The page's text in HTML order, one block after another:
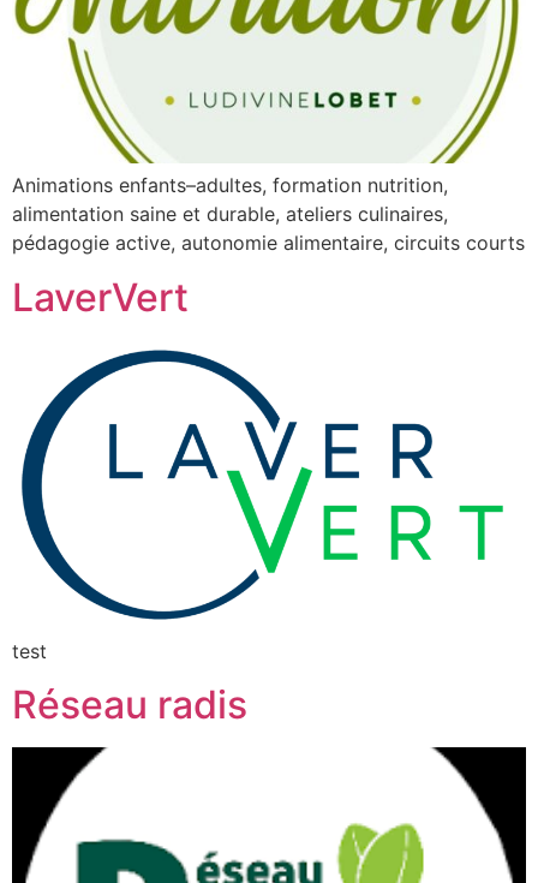
Animations enfants–adultes, formation nutrition,
alimentation saine et durable, ateliers culinaires,
pédagogie active, autonomie alimentaire, circuits courts
LaverVert
test
Réseau radis